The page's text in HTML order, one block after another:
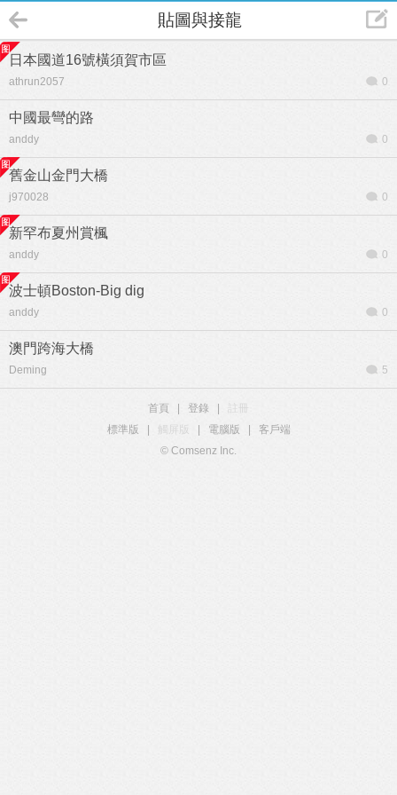
貼圖與接龍
日本國道16號橫須賀市區
athrun2057 0
中國最彎的路
anddy 0
舊金山金門大橋
j970028 0
新罕布夏州賞楓
anddy 0
波士頓Boston-Big dig
anddy 0
澳門跨海大橋
Deming 5
首頁 登錄
標準版
觸屏版 電腦版
客戶端
© Comsenz Inc.